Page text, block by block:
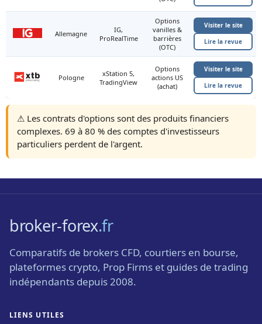
Allemagne
IG,
ProRealTime
Options
vanilles &
barrières
(OTC)
Visiter le site
Lire la revue
Pologne
xStation 5,
TradingView
Options
actions US
(achat)
Visiter le site
Lire la revue
⚠️ Les contrats d'options sont des produits financiers
complexes. 69 à 80 % des comptes d'investisseurs
particuliers perdent de l'argent.
broker-forex.fr
Comparatifs de brokers CFD, courtiers en bourse,
plateformes crypto, Prop Firms et guides de trading
indépendants depuis 2008.
LIENS UTILES